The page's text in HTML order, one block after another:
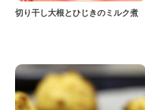
切り干し大根とひじきのミルク煮